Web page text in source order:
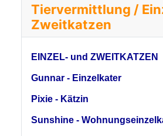
Tiervermittlung /
Zweitkatzen
EINZEL- und ZWEITKATZEN
Gunnar - Einzelkater
Pixie - Kätzin
Sunshine -